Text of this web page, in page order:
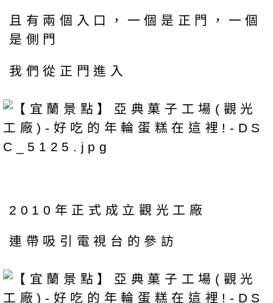
且有兩個入口，一個是正門，一個
是側門
我們從正門進入
2010年正式成立觀光工廠
連帶吸引電視台的參訪